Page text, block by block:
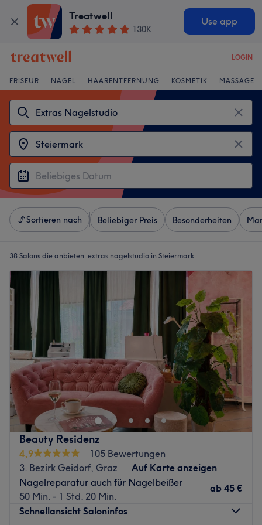
Treatwell
130K
Use app
LOGIN
FRISEUR NÄGEL HAARENTFERNUNG KOSMETIK MASSAGE
Sortieren nach Beliebiger Preis Besonderheiten
38 Salons die anbieten: extras nagelstudio in Steiermark
Beauty Residenz
4,9
105 Bewertungen
3. Bezirk Geidorf, Graz
Auf Karte anzeigen
Nagelreparatur auch für Nagelbeißer
50 Min. - 1 Std. 20 Min.
ab 45 €
Schnellansicht Saloninfos